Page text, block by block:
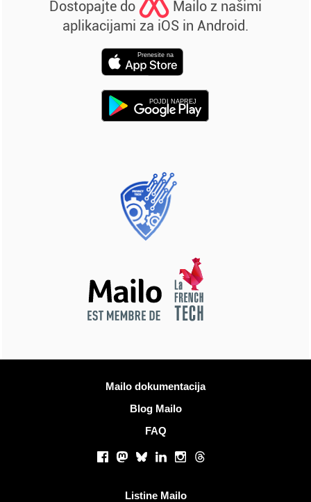
Dostopajte do
Mailo z našimi
aplikacijami za iOS in Android.
Prenesite na
POJDI NAPREJ
Mailo dokumentacija
Blog Mailo
FAQ
Socialna omrežja
Facebook
Mastodon
BlueskyLinkedInInstagram
Threads
Listine Mailo